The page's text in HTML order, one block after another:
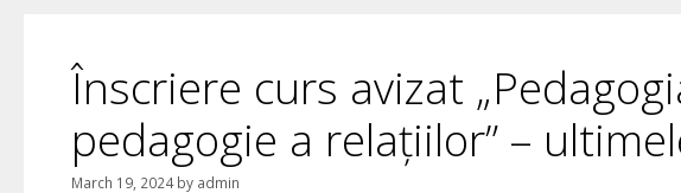
Înscriere curs avizat
pedagogie a relațiilor” –
March 19, 2024 by admin